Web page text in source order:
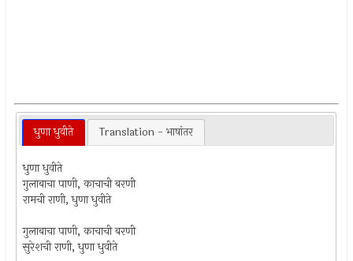
धुणा धुवीते Translation - भाषांतर
धुणा धुवीते
गुलाबाचा पाणी, काचाची बरणी
रामची राणी, धुणा धुवीते
गुलाबाचा पाणी, काचाची बरणी
सुरेशची राणी, धुणा धुवीते